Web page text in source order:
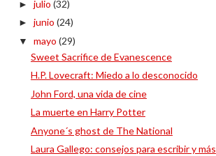
► julio (32)
► junio (24)
▼ mayo (29)
Sweet Sacrifice de Evanescence
H.P. Lovecraft: Miedo a lo desconocido
John Ford, una vida de cine
La muerte en Harry Potter
Anyone´s ghost de The National
Laura Gallego: consejos para escribir y más